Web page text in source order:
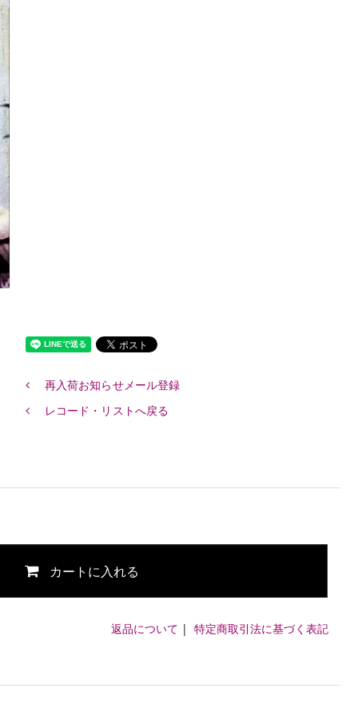
再入荷お知らせメール登録
レコード・リストへ戻る
カートに入れる
返品について | 特定商取引法に基づく表記